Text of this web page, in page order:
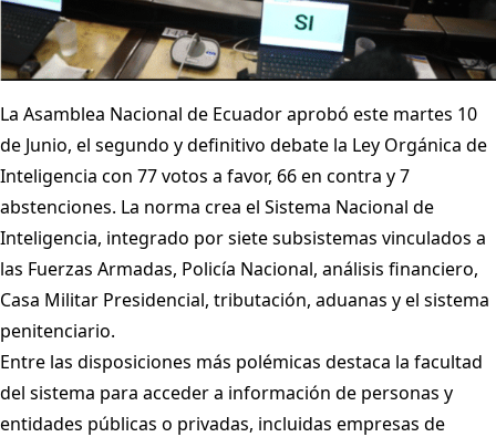
La Asamblea Nacional de Ecuador aprobó este martes 10
de Junio, el segundo y definitivo debate la Ley Orgánica de
Inteligencia con 77 votos a favor, 66 en contra y 7
abstenciones. La norma crea el Sistema Nacional de
Inteligencia, integrado por siete subsistemas vinculados a
las Fuerzas Armadas, Policía Nacional, análisis financiero,
Casa Militar Presidencial, tributación, aduanas y el sistema
penitenciario.
Entre las disposiciones más polémicas destaca la facultad
del sistema para acceder a información de personas y
entidades públicas o privadas, incluidas empresas de